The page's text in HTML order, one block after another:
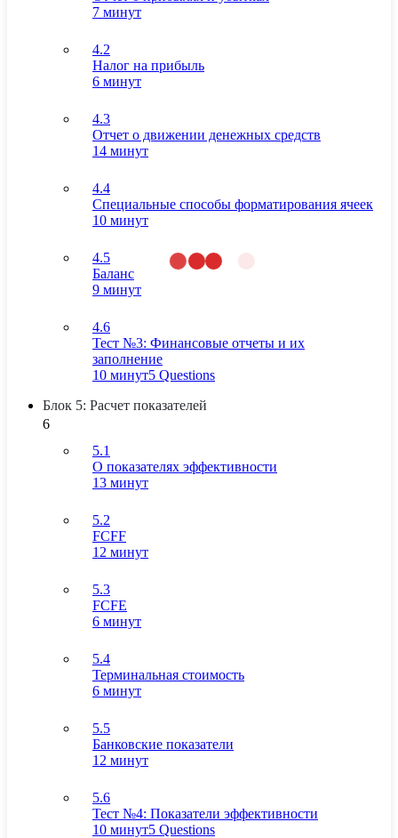
7 минут
4.2
Налог на прибыль
6 минут
4.3
Отчет о движении денежных средств
14 минут
4.4
Специальные способы форматирования ячеек
10 минут
4.5
Баланс
9 минут
4.6
Тест №3: Финансовые отчеты и их
заполнение
10 минут5 Questions
Блок 5: Расчет показателей
6
5.1
О показателях эффективности
13 минут
5.2
FCFF
12 минут
5.3
FCFE
6 минут
5.4
Терминальная стоимость
6 минут
5.5
Банковские показатели
12 минут
5.6
Тест №4: Показатели эффективности
10 минут5 Questions